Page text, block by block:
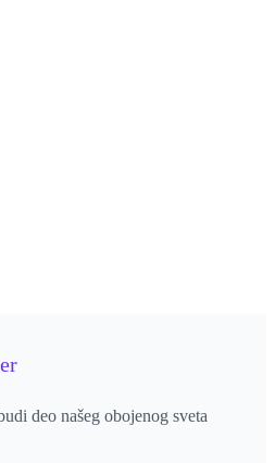
deo našeg obojenog sveta